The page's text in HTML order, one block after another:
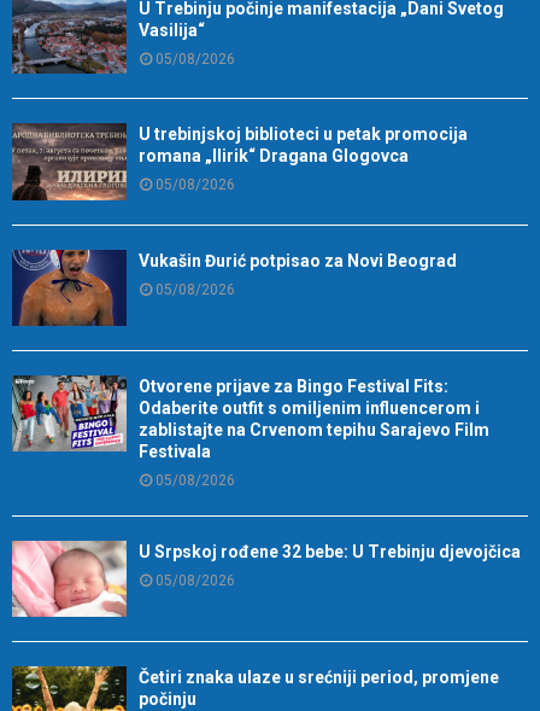
U Trebinju počinje manifestacija „Dani Svetog
Vasilija“
05/08/2026
U trebinjskoj biblioteci u petak promocija
romana „Ilirik“ Dragana Glogovca
05/08/2026
Vukašin Đurić potpisao za Novi Beograd
05/08/2026
Otvorene prijave za Bingo Festival Fits:
Odaberite outfit s omiljenim influencerom i
zablistajte na Crvenom tepihu Sarajevo Film
Festivala
05/08/2026
U Srpskoj rođene 32 bebe: U Trebinju djevojčica
05/08/2026
Četiri znaka ulaze u srećniji period, promjene
počinju